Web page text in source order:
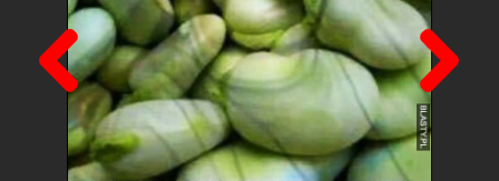
Poprzedni